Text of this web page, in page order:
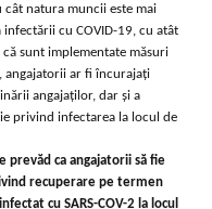
natura muncii este mai
cu COVID-19, cu atât
sunt implementate măsuri
angajatorii ar fi încurajați
angajaților, dar și a
privind infectarea la locul de
prevăd ca angajatorii să fie
recuperare pe termen
cu SARS-COV-2 la locul